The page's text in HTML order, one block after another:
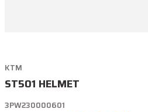
KTM
ST501 HELMET
3PW230000601